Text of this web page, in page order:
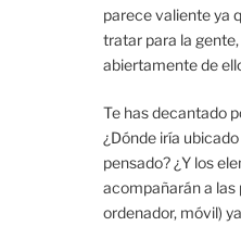
parece valiente ya
tratar para la
abiertamente de
Te has decantado
¿Dónde iría
pensado? ¿Y los
acompañarán a las
ordenador, móvil)